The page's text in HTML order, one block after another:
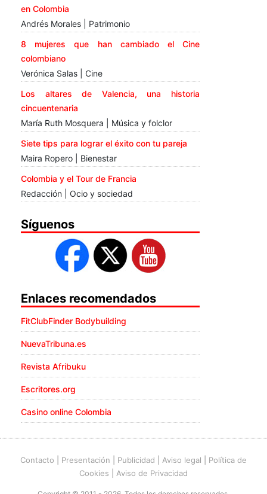
en Colombia
Andrés Morales | Patrimonio
8 mujeres que han cambiado el Cine
colombiano
Verónica Salas | Cine
Los altares de Valencia, una historia
cincuentenaria
María Ruth Mosquera | Música y folclor
Siete tips para lograr el éxito con tu pareja
Maira Ropero | Bienestar
Colombia y el Tour de Francia
Redacción | Ocio y sociedad
Síguenos
Enlaces recomendados
FitClubFinder Bodybuilding
NuevaTribuna.es
Revista Afribuku
Escritores.org
Casino online Colombia
Contacto Presentación Publicidad Aviso legal
Política de
Cookies
Aviso de Privacidad